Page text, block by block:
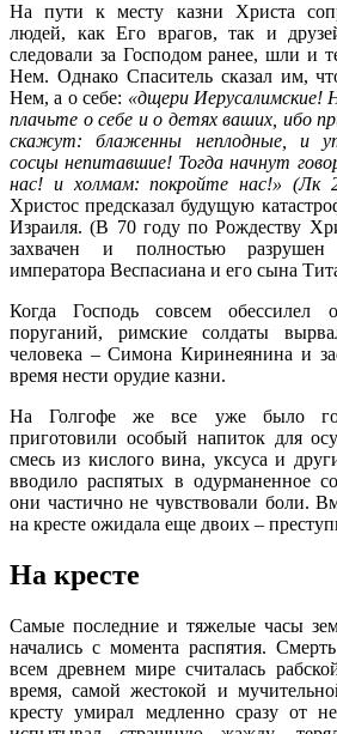
На пути к месту казни Христа
людей, как Его врагов, так и
следовали за Господом ранее, шли и
Нем. Однако Спаситель сказал им,
Нем, а о себе: «дщери Иерусалимские!
плачьте о себе и о детях ваших, ибо
скажут: блаженны неплодные, и
сосцы непитавшие! Тогда начнут
нас! и холмам: покройте нас!» (Лк
Христос предсказал будущую
Израиля. (В 70 году по Рождеству
захвачен и полностью разрушен
императора Веспасиана и его сына
Когда Господь совсем обессилел
поруганий, римские солдаты
человека – Симона Киринеянина и
время нести орудие казни.
На Голгофе же все уже было
приготовили особый напиток для
смесь из кислого вина, уксуса и
вводило распятых в одурманенное
они частично не чувствовали боли.
на кресте ожидала еще двоих –
На кресте
Самые последние и тяжелые часы
начались с момента распятия.
всем древнем мире считалась
время, самой жестокой и
кресту умирал медленно сразу от